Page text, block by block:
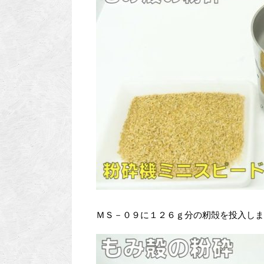
ＭＳ－０９に１２６ｇ分の籾殻を投入し